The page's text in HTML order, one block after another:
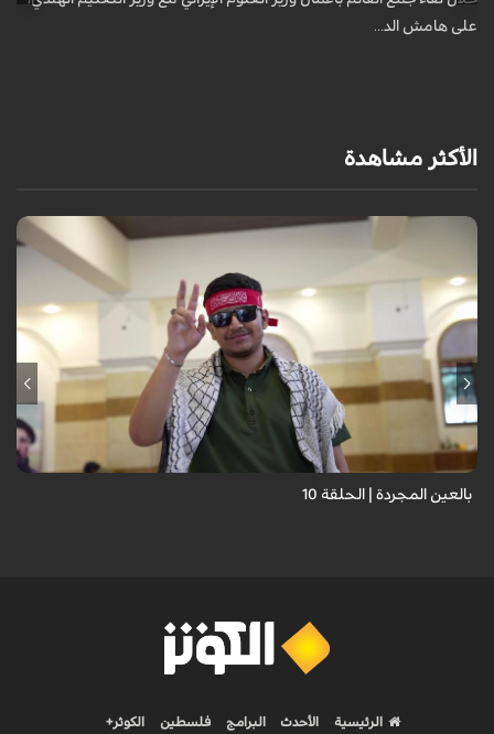
على هامش الد...
الأكثر مشاهدة
برنامج "بالعين المجردة" هو توثيق إنسانيٌّ شجاعٌ للحياة تحت وطأة الحرب،
حيث نستمع فيه إلى شهاداتٍ حيّةٍ لأشخاص عايشوا التفجيرات والدمار، فنرى
بعيونهم ت...
بالعين المجردة | الحلقة 10
الرئيسية الأحدث البرامج فلسطين الكوثر+